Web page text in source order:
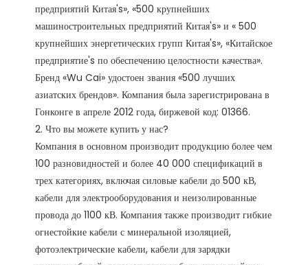
предприятий Китая's», «500 крупнейших
машиностроительных предприятий Китая's» и « 500
крупнейших энергетических групп Китая's», «Китайское
предприятие's по обеспечению целостности качества».
Бренд «Wu Cai» удостоен звания «500 лучших
азиатских брендов». Компания была зарегистрирована в
Гонконге в апреле 2012 года, биржевой код: 01366.
2. Что вы можете купить у нас?
Компания в основном производит продукцию более чем
100 разновидностей и более 40 000 спецификаций в
трех категориях, включая силовые кабели до 500 кВ,
кабели для электрооборудования и неизолированные
провода до 1100 кВ. Компания также производит гибкие
огнестойкие кабели с минеральной изоляцией,
фотоэлектрические кабели, кабели для зарядки